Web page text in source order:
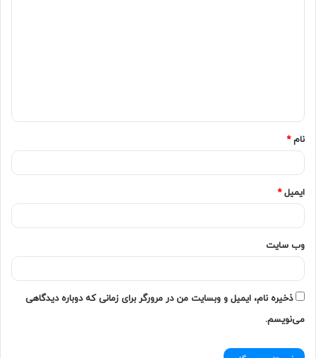
نام*
ایمیل*
وب‌ سایت
ذخیره نام، ایمیل و وبسایت من در مرورگر برای زمانی که دوباره دیدگاهی
می‌نویسم.